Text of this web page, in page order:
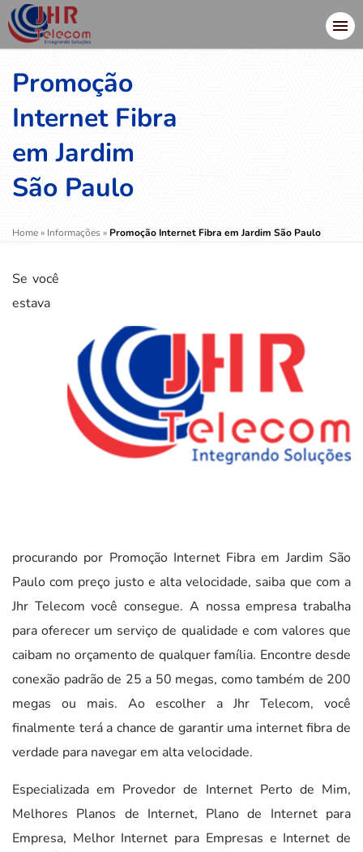
Promoção
Internet Fibra
em Jardim
São Paulo
Home» Informações» Promoção Internet Fibra em Jardim São Paulo
Se você
estava
procurando por Promoção Internet Fibra em Jardim São
Paulo com preço justo e alta velocidade, saiba que com a
Jhr Telecom você consegue. A nossa empresa trabalha
para oferecer um serviço de qualidade e com valores que
caibam no orçamento de qualquer família. Encontre desde
conexão padrão de 25 a 50 megas, como também de 200
megas ou mais. Ao escolher a Jhr Telecom, você
finalmente terá a chance de garantir uma internet fibra de
verdade para navegar em alta velocidade.
Especializada em Provedor de Internet Perto de Mim,
Melhores Planos de Internet, Plano de Internet para
Empresa, Melhor Internet para Empresas e Internet de